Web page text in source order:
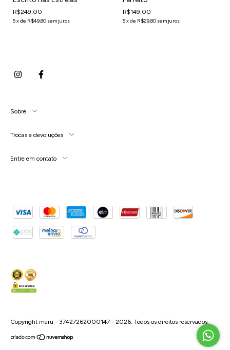
R$249,00
5xde R$49,80 sem juros
R$149,00
5xde R$29,80 sem juros
Sobre
Trocas e devoluções
Entre em contato
Copyright maru - 37427262000147 - 2026. Todos os direitos reservados.